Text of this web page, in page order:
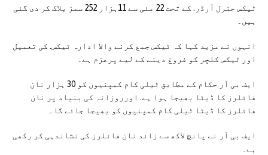
ٹیکس جنرل آرڈر. کے تحت 22 مئی سے 11ہزار 252 سمز بلاک کر دی گئی
ہیں۔
انہوں نے مزید کہا کہ ٹیکس جمع کرنے والا ادارہ ٹیکس. کی تعمیل
اور ٹیکس کلچر کو فروغ دینے کے لیے پرعزم ہے۔
ایف بی آر حکام کے مطابق ٹیلی کام کمپنیوں کو 30 ہزار نان
فائلرز کا ڈیٹا بھیجا ہوا ہے. اورروزانہ کی بنیاد پر نان
فائلرز کا ڈیٹا ٹیلی کام کمپنیوں کو بھیجا جائے گا۔
ایف بی آر نے پانچ لاکھ سے زائد نان فائلرز کی نشاندہی کر رکھی
ہے۔